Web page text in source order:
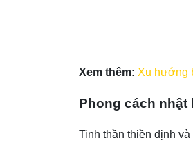
Xem thêm: Xu hướng
Phong cách nhật
Tinh thần thiền định